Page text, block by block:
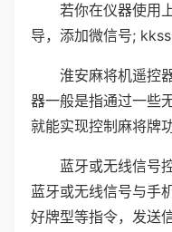
若你在仪器使用
导，添加微信号;
淮安麻将机遥控
器一般是指通过一些
就能实现控制麻将牌
蓝牙或无线信号
蓝牙或无线信号与手
好牌型等指令，发送